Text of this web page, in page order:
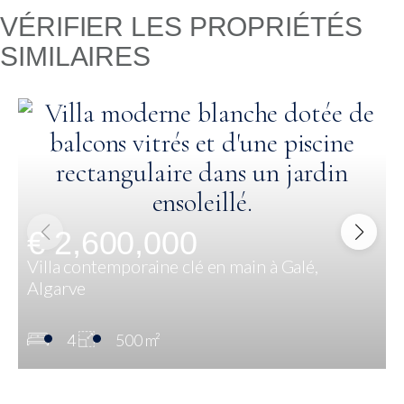
VÉRIFIER LES PROPRIÉTÉS
SIMILAIRES
€ 2,600,000
Villa contemporaine clé en main à Galé,
Algarve
4 500 m²